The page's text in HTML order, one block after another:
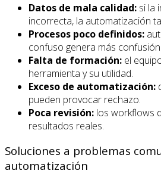
Datos de mala calidad: si la
incorrecta, la automatización
Procesos poco definidos:
confuso genera más confusión.
Falta de formación: el
herramienta y su utilidad.
Exceso de automatización:
pueden provocar rechazo.
Poca revisión: los workflows
resultados reales.
Soluciones a problemas
automatización